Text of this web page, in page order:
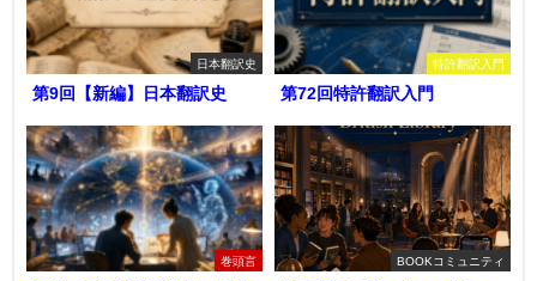
日本翻訳史
第9回【新編】日本翻訳史
特許翻訳入門
第72回特許翻訳入門
巻頭言 BOOKコミュニティ